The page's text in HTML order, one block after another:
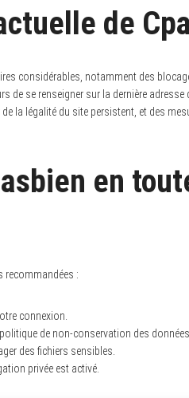
de
considérables, notamment des
de se renseigner sur la dernière adresse
la légalité du site persistent, et des
en
recommandées :
connexion.
de non-conservation des données.
des fichiers sensibles.
privée est activé.